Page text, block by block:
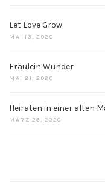
Let Love Grow
MAI 13, 2020
Fräulein Wunder
MAI 21, 2020
Heiraten in einer alten
MÄRZ 26, 2020